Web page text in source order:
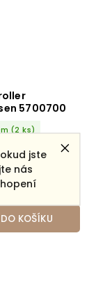
jste
nás
5700700
(2 ks)
DO KOŠÍKU